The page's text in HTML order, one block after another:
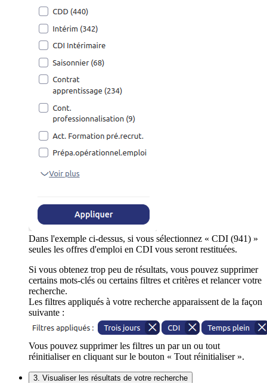
Dans l'exemple ci-dessus, si vous sélectionnez « CDI (941) »
seules les offres d'emploi en CDI vous seront restituées.
Si vous obtenez trop peu de résultats, vous pouvez supprimer
certains mots-clés ou certains filtres et critères et relancer votre
recherche.
Les filtres appliqués à votre recherche apparaissent de la façon
suivante :
Vous pouvez supprimer les filtres un par un ou tout
réinitialiser en cliquant sur le bouton « Tout réinitialiser ».
3. Visualiser les résultats de votre recherche